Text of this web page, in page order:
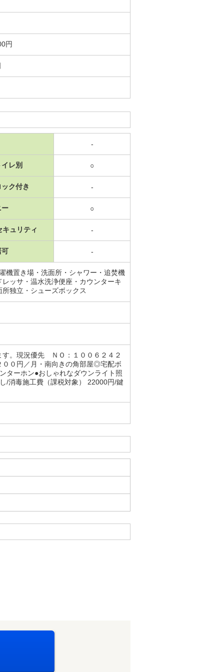
円
-
レ別 ○
ク付き -
ー ○
キュリティ -
可 -
機置き場・洗面所・シャワー・追焚機
ッサ・温水洗浄便座・カウンターキ
独立・シューズボックス
。現況優先 ＮＯ：１００６２４２
００円／月・南向きの角部屋◎宅配ボ
ターホン●おしゃれなダウンライト照
/消毒施工費（課税対象） 22000円/鍵